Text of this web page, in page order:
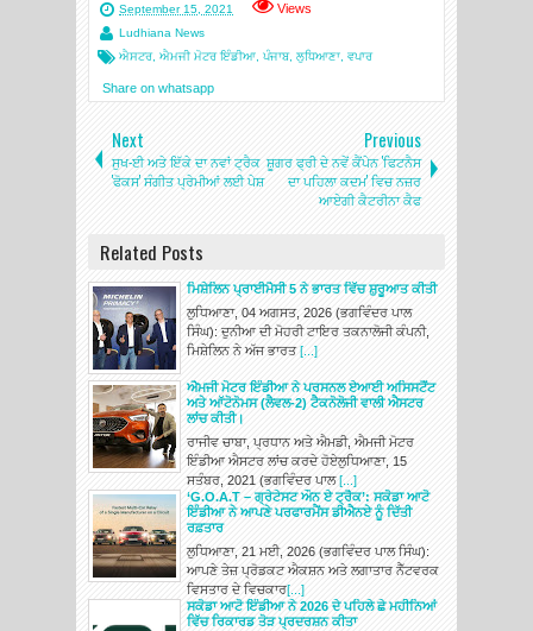
September 15, 2021 Views
Ludhiana News
ਐਸਟਰ, ਐਮਜੀ ਮੋਟਰ ਇੰਡੀਆ, ਪੰਜਾਬ, ਲੁਧਿਆਣਾ, ਵਪਾਰ
Share on whatsapp
Next
ਸੁਖ-ਈ ਅਤੇ ਇੱਕੇ ਦਾ ਨਵਾਂ ਟ੍ਰੈਕ
'ਫੋਕਸ' ਸੰਗੀਤ ਪ੍ਰੇਮੀਆਂ ਲਈ ਪੇਸ਼
Previous
ਸ਼ੂਗਰ ਫ੍ਰੀ ਦੇ ਨਵੇਂ ਕੈਂਪੇਨ 'ਫਿਟਨੈਸ
ਦਾ ਪਹਿਲਾ ਕਦਮ' ਵਿਚ ਨਜ਼ਰ
ਆਏਗੀ ਕੈਟਰੀਨਾ ਕੈਫ
Related Posts
ਮਿਸ਼ੇਲਿਨ ਪ੍ਰਾਈਮੈਸੀ 5 ਨੇ ਭਾਰਤ ਵਿੱਚ ਸ਼ੁਰੂਆਤ ਕੀਤੀ
ਲੁਧਿਆਣਾ, 04 ਅਗਸਤ, 2026 (ਭਗਵਿੰਦਰ ਪਾਲ
ਸਿੰਘ): ਦੁਨੀਆ ਦੀ ਮੋਹਰੀ ਟਾਇਰ ਤਕਨਾਲੋਜੀ ਕੰਪਨੀ,
ਮਿਸ਼ੇਲਿਨ ਨੇ ਅੱਜ ਭਾਰਤ [...]
ਐਮਜੀ ਮੋਟਰ ਇੰਡੀਆ ਨੇ ਪਰਸਨਲ ਏਆਈ ਅਸਿਸਟੈਂਟ
ਅਤੇ ਆੱਟੋਨੋਮਸ (ਲੈਵਲ-2) ਟੈਕਨੋਲੋਜੀ ਵਾਲੀ ਐਸਟਰ
ਲਾਂਚ ਕੀਤੀ।
ਰਾਜੀਵ ਚਾਬਾ, ਪ੍ਰਧਾਨ ਅਤੇ ਐਮਡੀ, ਐਮਜੀ ਮੋਟਰ
ਇੰਡੀਆ ਐਸਟਰ ਲਾਂਚ ਕਰਦੇ ਹੋਏਲੁਧਿਆਣਾ, 15
ਸਤੰਬਰ, 2021 (ਭਗਵਿੰਦਰ ਪਾਲ [...]
‘G.O.A.T – ਗ੍ਰੇਟੇਸਟ ਔਨ ਏ ਟ੍ਰੈਕ’: ਸਕੋਡਾ ਆਟੋ
ਇੰਡੀਆ ਨੇ ਆਪਣੇ ਪਰਫਾਰਮੈਂਸ ਡੀਐਨਏ ਨੂੰ ਦਿੱਤੀ
ਰਫ਼ਤਾਰ
ਲੁਧਿਆਣਾ, 21 ਮਈ, 2026 (ਭਗਵਿੰਦਰ ਪਾਲ ਸਿੰਘ):
ਆਪਣੇ ਤੇਜ਼ ਪ੍ਰੋਡਕਟ ਐਕਸ਼ਨ ਅਤੇ ਲਗਾਤਾਰ ਨੈੱਟਵਰਕ
ਵਿਸਤਾਰ ਦੇ ਵਿਚਕਾਰ[...]
ਸਕੋਡਾ ਆਟੋ ਇੰਡੀਆ ਨੇ 2026 ਦੇ ਪਹਿਲੇ ਛੇ ਮਹੀਨਿਆਂ
ਵਿੱਚ ਰਿਕਾਰਡ ਤੋੜ ਪ੍ਰਦਰਸ਼ਨ ਕੀਤਾ